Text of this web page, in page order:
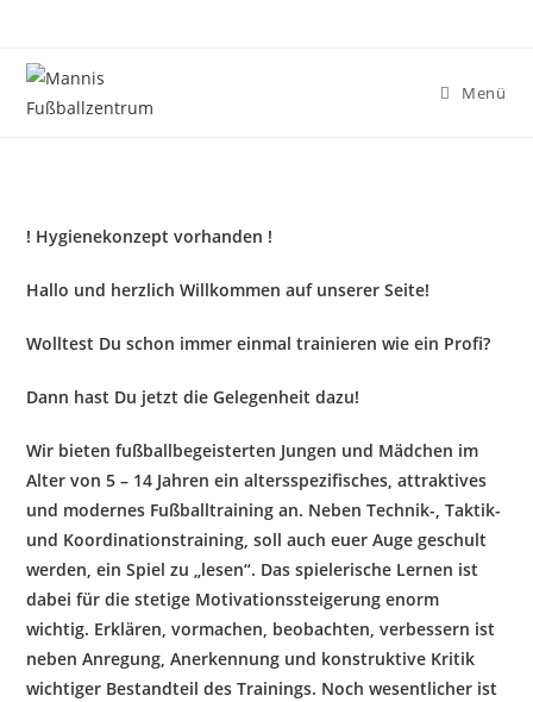
springen
Menü
! Hygienekonzept vorhanden !
Hallo und herzlich Willkommen auf unserer Seite!
Wolltest Du schon immer einmal trainieren wie ein Profi?
Dann hast Du jetzt die Gelegenheit dazu!
Wir bieten fußballbegeisterten Jungen und Mädchen im
Alter von 5 – 14 Jahren ein altersspezifisches, attraktives
und modernes Fußballtraining an. Neben Technik-, Taktik-
und Koordinationstraining, soll auch euer Auge geschult
werden, ein Spiel zu „lesen“. Das spielerische Lernen ist
dabei für die stetige Motivationssteigerung enorm
wichtig. Erklären, vormachen, beobachten, verbessern ist
neben Anregung, Anerkennung und konstruktive Kritik
wichtiger Bestandteil des Trainings. Noch wesentlicher ist